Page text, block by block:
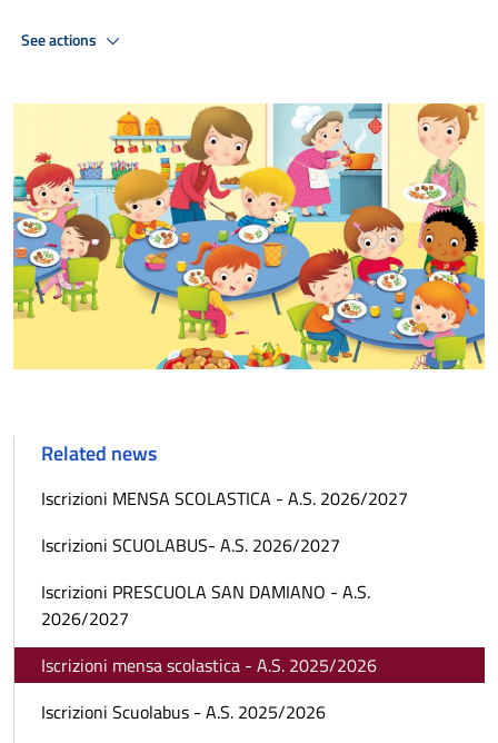
See actions
Related news
Iscrizioni MENSA SCOLASTICA - A.S. 2026/2027
Iscrizioni SCUOLABUS- A.S. 2026/2027
Iscrizioni PRESCUOLA SAN DAMIANO - A.S.
2026/2027
Iscrizioni mensa scolastica - A.S. 2025/2026
Iscrizioni Scuolabus - A.S. 2025/2026